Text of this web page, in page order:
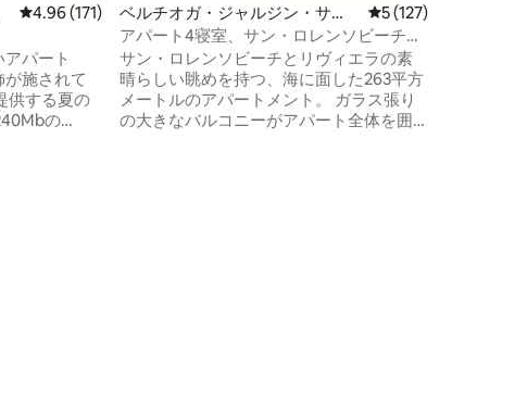
レビュー171件、5つ星中4.96つ星の平均評価
4.96 (171)
パート
施されて
供する夏の
の
ベルチオガ・ジャルジン・サ
ン・ロウレンソのマンション・
アパート
レビュー127件、5
5 (127)
アパート4寝室、サン・ロレンソビーチの
砂浜、ベルティオガ
サン・ロレンソビーチとリヴィエラの素
晴らしい眺めを持つ、海に面した263平方
メートルのアパートメント。 ガラス張り
の大きなバルコニーがアパート全体を囲